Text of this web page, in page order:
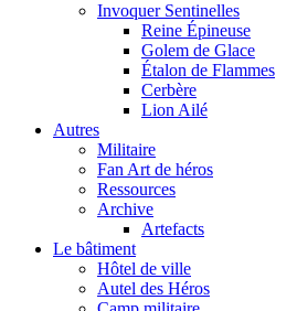
Invoquer Sentinelles
Reine Épineuse
Golem de Glace
Étalon de Flammes
Cerbère
Lion Ailé
Autres
Militaire
Fan Art de héros
Ressources
Archive
Artefacts
Le bâtiment
Hôtel de ville
Autel des Héros